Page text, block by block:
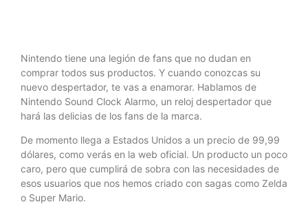
Nintendo tiene una legión de fans que no dudan en
comprar todos sus productos. Y cuando conozcas su
nuevo despertador, te vas a enamorar. Hablamos de
Nintendo Sound Clock Alarmo, un reloj despertador que
hará las delicias de los fans de la marca.
De momento llega a Estados Unidos a un precio de 99,99
dólares, como verás en la web oficial. Un producto un poco
caro, pero que cumplirá de sobra con las necesidades de
esos usuarios que nos hemos criado con sagas como Zelda
o Super Mario.